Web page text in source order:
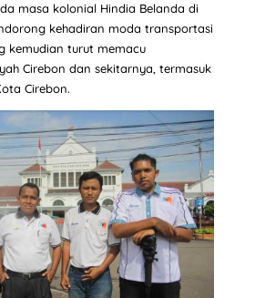
masa kolonial Hindia Belanda di
kehadiran moda transportasi
kemudian turut memacu
Cirebon dan sekitarnya, termasuk
Cirebon.